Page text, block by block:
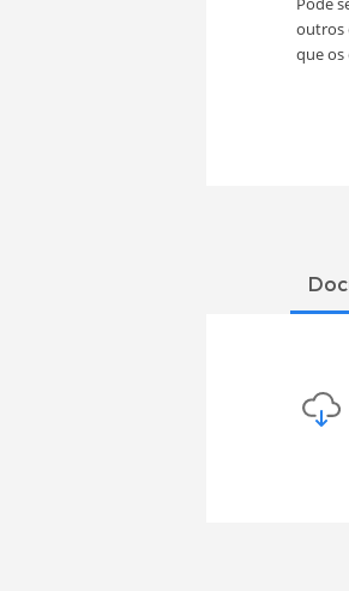
outros
que os